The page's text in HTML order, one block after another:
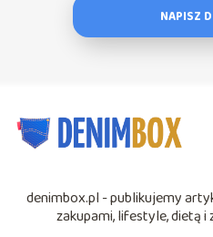
NAPISZ
denimbox.pl - publikujemy
zakupami, lifestyle, dietą